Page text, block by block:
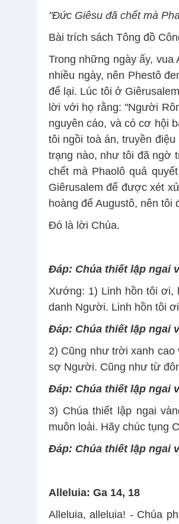
"Ðức Giêsu đã chết mà
Bài trích sách Tông đồ
Trong những ngày ấy,
nhiều ngày, nên Phestô
để lại. Lúc tôi ở
lời với họ rằng: "Người
nguyên cáo, và có cơ hội
tôi ngồi toà án, truyền
trạng nào, như tôi đã ngờ
chết mà Phaolô quả
Giêrusalem để được xét
hoàng đế Augustô, nên tôi
Ðó là lời Chúa.
Ðáp: Chúa thiết lập ngai
Xướng: 1) Linh hồn tôi ơi,
danh Người. Linh hồn tôi
Ðáp: Chúa thiết lập ngai
2) Cũng như trời xanh
sợ Người. Cũng như từ
Ðáp: Chúa thiết lập ngai
3) Chúa thiết lập ngai
muôn loài. Hãy chúc tụng
Ðáp: Chúa thiết lập ngai
Alleluia: Ga 14, 18
Alleluia, alleluia! - Chúa